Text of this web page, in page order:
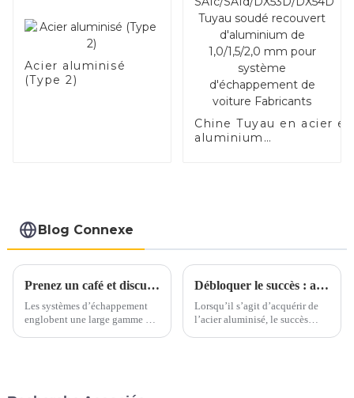
Acier aluminisé
(Type 2)
Chine Tuyau en acier en
aluminium
Blog Connexe
Prenez un café et discutons des matériaux d'échappement autour d'une tasse
Les systèmes d’échappement
englobent une large gamme de
Débloquer le succès : aspects clés de l’achat d’acier aluminisé
Lorsqu’il s’agit d’acquérir de
l’acier aluminisé, le succès